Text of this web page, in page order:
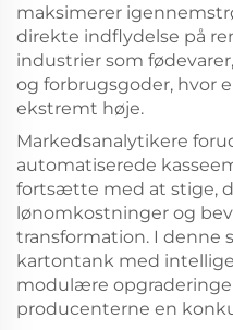
maksimerer
direkte indflydelse på
industrier som
og forbrugsgoder, hvor
ekstremt høje.
Markedsanalytikere
automatiserede
fortsætte med at stige,
lønomkostninger og
transformation. I
kartontank med
modulære
producenterne en